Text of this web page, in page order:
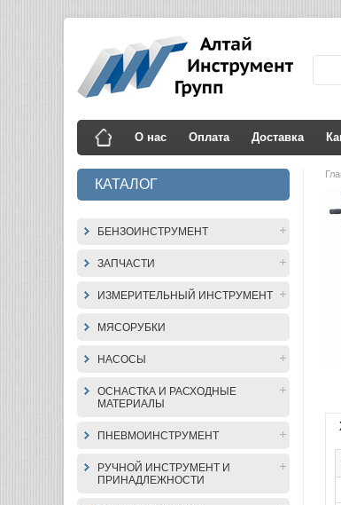
О нас Оплата Доставка
КАТАЛОГ
БЕНЗОИНСТРУМЕНТ
ЗАПЧАСТИ
ИЗМЕРИТЕЛЬНЫЙ ИНСТРУМЕНТ
МЯСОРУБКИ
НАСОСЫ
ОСНАСТКА И РАСХОДНЫЕ
МАТЕРИАЛЫ
ПНЕВМОИНСТРУМЕНТ
РУЧНОЙ ИНСТРУМЕНТ И
ПРИНАДЛЕЖНОСТИ